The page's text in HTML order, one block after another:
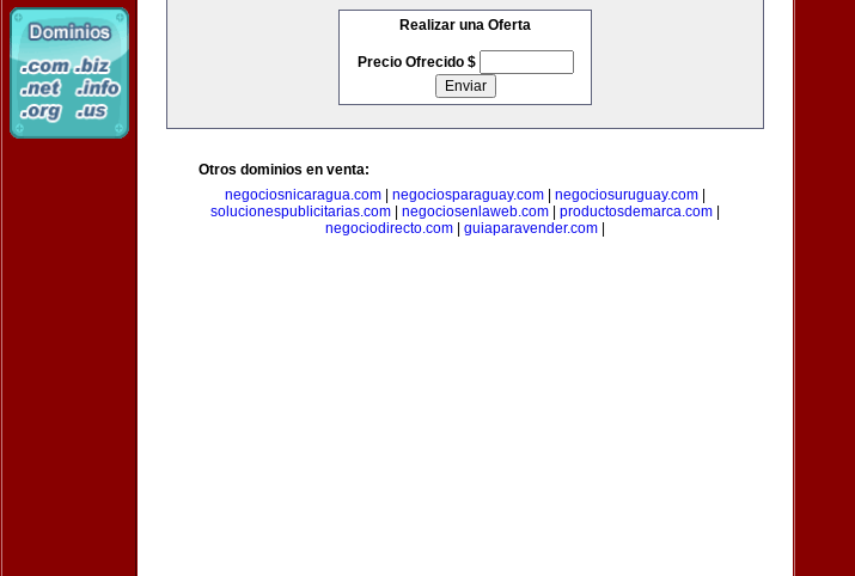
Realizar una Oferta
Precio Ofrecido $
Otros dominios en venta:
negociosnicaragua.com
negociosparaguay.com negociosuruguay.com
solucionespublicitarias.com
negociosenlaweb.com productosdemarca.com
negociodirecto.com
guiaparavender.com